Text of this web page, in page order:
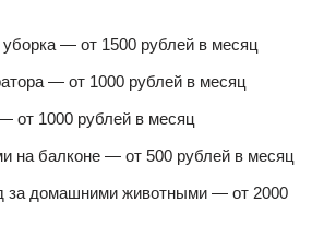
— от 1500 рублей в месяц
— от 1000 рублей в месяц
от 1000 рублей в месяц
на балконе — от 500 рублей в месяц
за домашними животными — от 2000